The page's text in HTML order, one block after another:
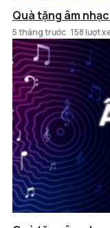
Quà tặng âm
5 tháng trước 158 lượt